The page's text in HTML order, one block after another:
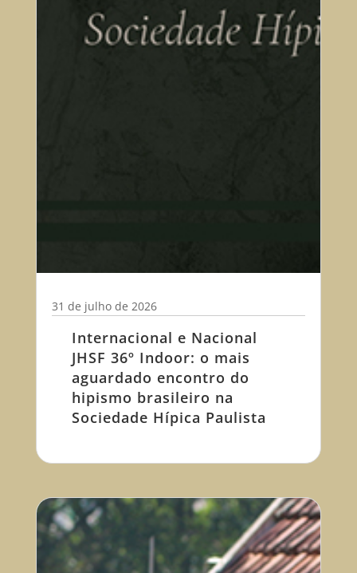
Internacional e Nacional
JHSF 36º Indoor: o mais
aguardado encontro do
hipismo brasileiro na
Sociedade Hípica Paulista
31 de julho de 2026